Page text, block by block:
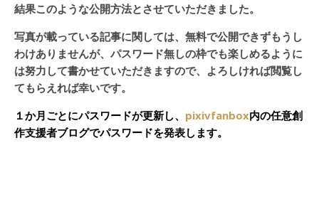
結果このような公開方法とさせていただきました。
写真が載っている記事に関しては、無料で公開できずもうし
わけありませんが、パスワード無しの枠でも楽しめるように
は努力して書かせていただきますので、よろしければ閲覧し
てもらえれば幸いです。
１か月ごとにパスワードが更新し、 pixivfanbox内の任意創
作支援者ブログでパスワードを発表します。